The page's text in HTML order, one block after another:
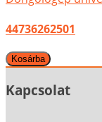
44736262501
Kapcsolat